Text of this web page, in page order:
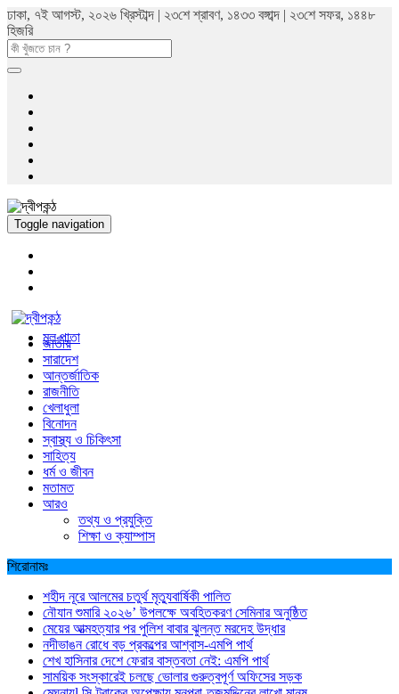
ঢাকা, ৭ই আগস্ট, ২০২৬ খ্রিস্টাব্দ | ২৩শে শ্রাবণ, ১৪৩৩ বঙ্গাব্দ | ২৩শে সফর, ১৪৪৮
হিজরি
Toggle navigation
মুল পাতা
জাতীয়
সারাদেশ
আন্তর্জাতিক
রাজনীতি
খেলাধুলা
বিনোদন
স্বাস্থ্য ও চিকিৎসা
সাহিত্য
ধর্ম ও জীবন
মতামত
আরও
তথ্য ও প্রযুক্তি
শিক্ষা ও ক্যাম্পাস
শিরোনামঃ
শহীদ নূরে আলমের চতুর্থ মৃত্যুবার্ষিকী পালিত
নৌযান শুমারি ২০২৬’ উপলক্ষে অবহিতকরণ সেমিনার অনুষ্ঠিত
মেয়ের আত্মহত্যার পর পুলিশ বাবার ঝুলন্ত মরদেহ উদ্ধার
নদীভাঙন রোধে বড় প্রকল্পের আশ্বাস-এমপি পার্থ
শেখ হাসিনার দেশে ফেরার বাস্তবতা নেই: এমপি পার্থ
সাময়িক সংস্কারেই চলছে ভোলার গুরুত্বপূর্ণ অফিসের সড়ক